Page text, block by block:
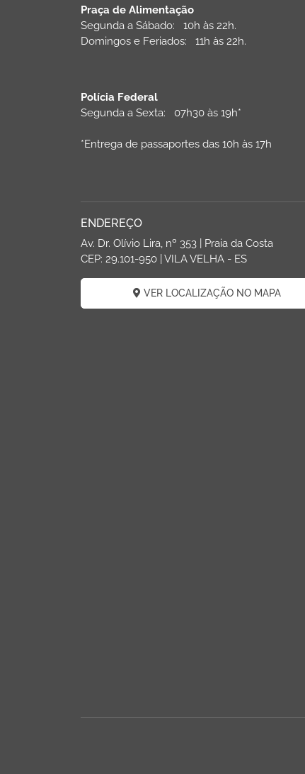
Praça de Alimentação
Segunda a Sábado: 10h às 22h.
Domingos e Feriados: 11h às 22h.
Polícia Federal
Segunda a Sexta: 07h30 às 19h*
*Entrega de passaportes das 10h às 17h
ENDEREÇO
Av. Dr. Olívio Lira, nº 353 | Praia da Costa
CEP: 29.101-950 | VILA VELHA - ES
VER LOCALIZAÇÃO NO MAPA